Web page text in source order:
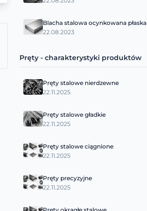
Blacha stalowa ocynkowana płaska
22.08.2023
Pręty - charakterystyki produktów
Pręty stalowe nierdzewne
22.11.2025
Pręty stalowe gładkie
22.11.2025
Pręty stalowe ciągnione
22.11.2025
Pręty precyzyjne
22.11.2025